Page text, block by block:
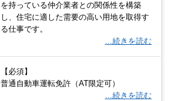
を持っている仲介業者との関係性を構築
し、住宅に適した需要の高い用地を取得す
る仕事です。
…続きを読む
【必須】
普通自動車運転免許（AT限定可）
…続きを読む